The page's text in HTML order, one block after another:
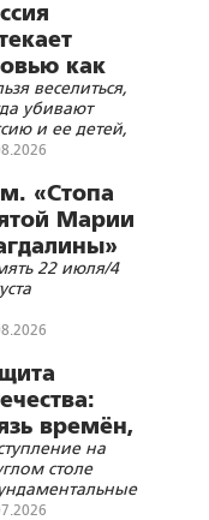
как
веселиться,
убивают
и ее детей,
хохотать,
«Стопа
Марии
22 июля/4
времён,
ина
столе
Союзного